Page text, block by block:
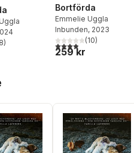
Totalt antal röster:
8)
Bortförda
Emmelie Uggla
Inbunden, 2023
3,9utav 5 stjärnor.
(10)
259 kr